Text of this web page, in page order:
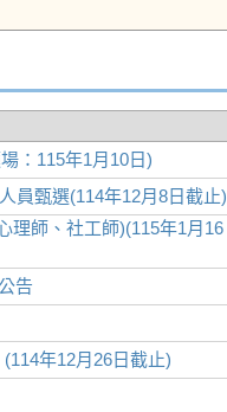
：115年1月10日)
員甄選(114年12月8日截止)
理師、社工師)(115年1月16
告
年12月26日截止)